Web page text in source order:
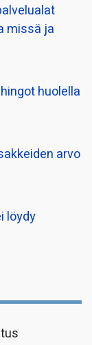
missä ja
huolella
arvo
löydy